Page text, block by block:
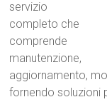
servizio
completo che
comprende
manutenzione,
aggiornamento,
fornendo soluzioni